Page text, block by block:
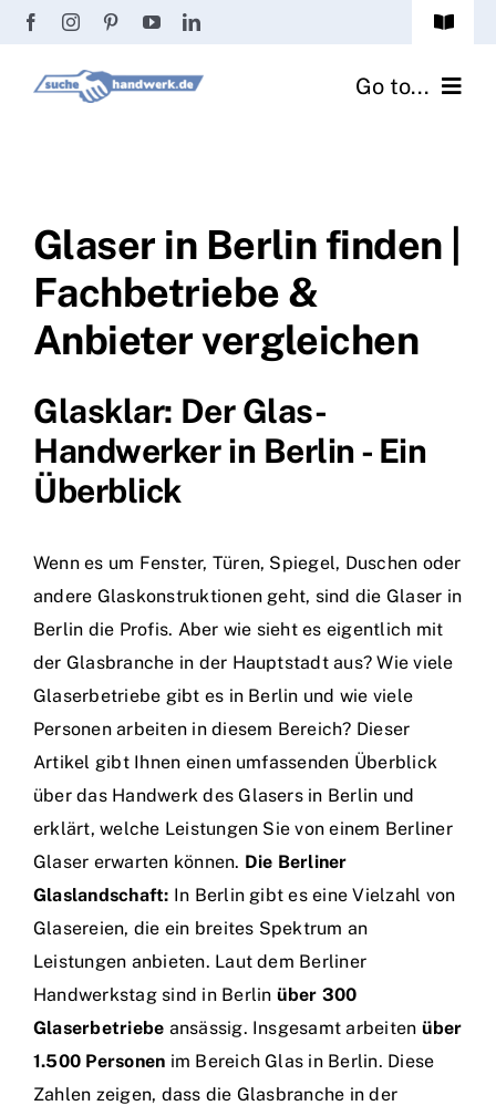
Zum
springen
Toggle
Passwort vergessen? Go to...
Handwerker Ratgeber
Wir über uns
Glaser in Berlin finden |
Fachbetriebe &
Anbieter vergleichen
Glasklar: Der Glas-
Handwerker in Berlin - Ein
Überblick
Wenn es um Fenster, Türen, Spiegel, Duschen oder
andere Glaskonstruktionen geht, sind die Glaser in
Berlin die Profis. Aber wie sieht es eigentlich mit
der Glasbranche in der Hauptstadt aus? Wie viele
Glaserbetriebe gibt es in Berlin und wie viele
Personen arbeiten in diesem Bereich? Dieser
Artikel gibt Ihnen einen umfassenden Überblick
über das Handwerk des Glasers in Berlin und
erklärt, welche Leistungen Sie von einem Berliner
Glaser erwarten können. Die Berliner
Glaslandschaft: In Berlin gibt es eine Vielzahl von
Glasereien, die ein breites Spektrum an
Leistungen anbieten. Laut dem Berliner
Handwerkstag sind in Berlin über 300
Glaserbetriebe ansässig. Insgesamt arbeiten über
1.500 Personen im Bereich Glas in Berlin. Diese
Zahlen zeigen, dass die Glasbranche in der